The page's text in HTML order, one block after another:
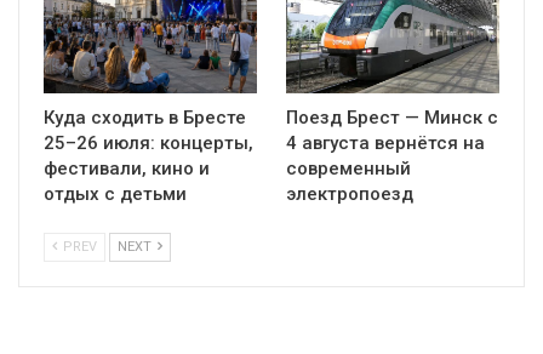
Куда сходить в Бресте
25–26 июля: концерты,
фестивали, кино и
отдых с детьми
Поезд Брест — Минск с
4 августа вернётся на
современный
электропоезд
PREV NEXT